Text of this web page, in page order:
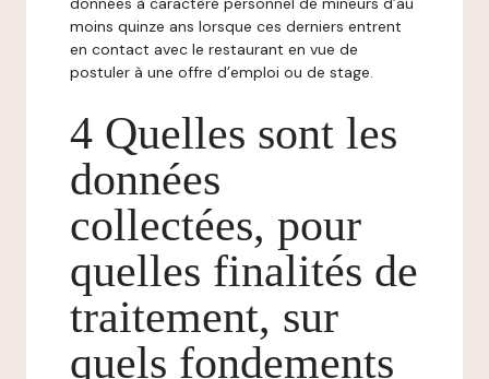
moins quinze ans lorsque ces derniers entrent
en contact avec le restaurant en vue de
postuler à une offre d’emploi ou de stage.
4 Quelles sont les
données
collectées, pour
quelles finalités de
traitement, sur
quels fondements